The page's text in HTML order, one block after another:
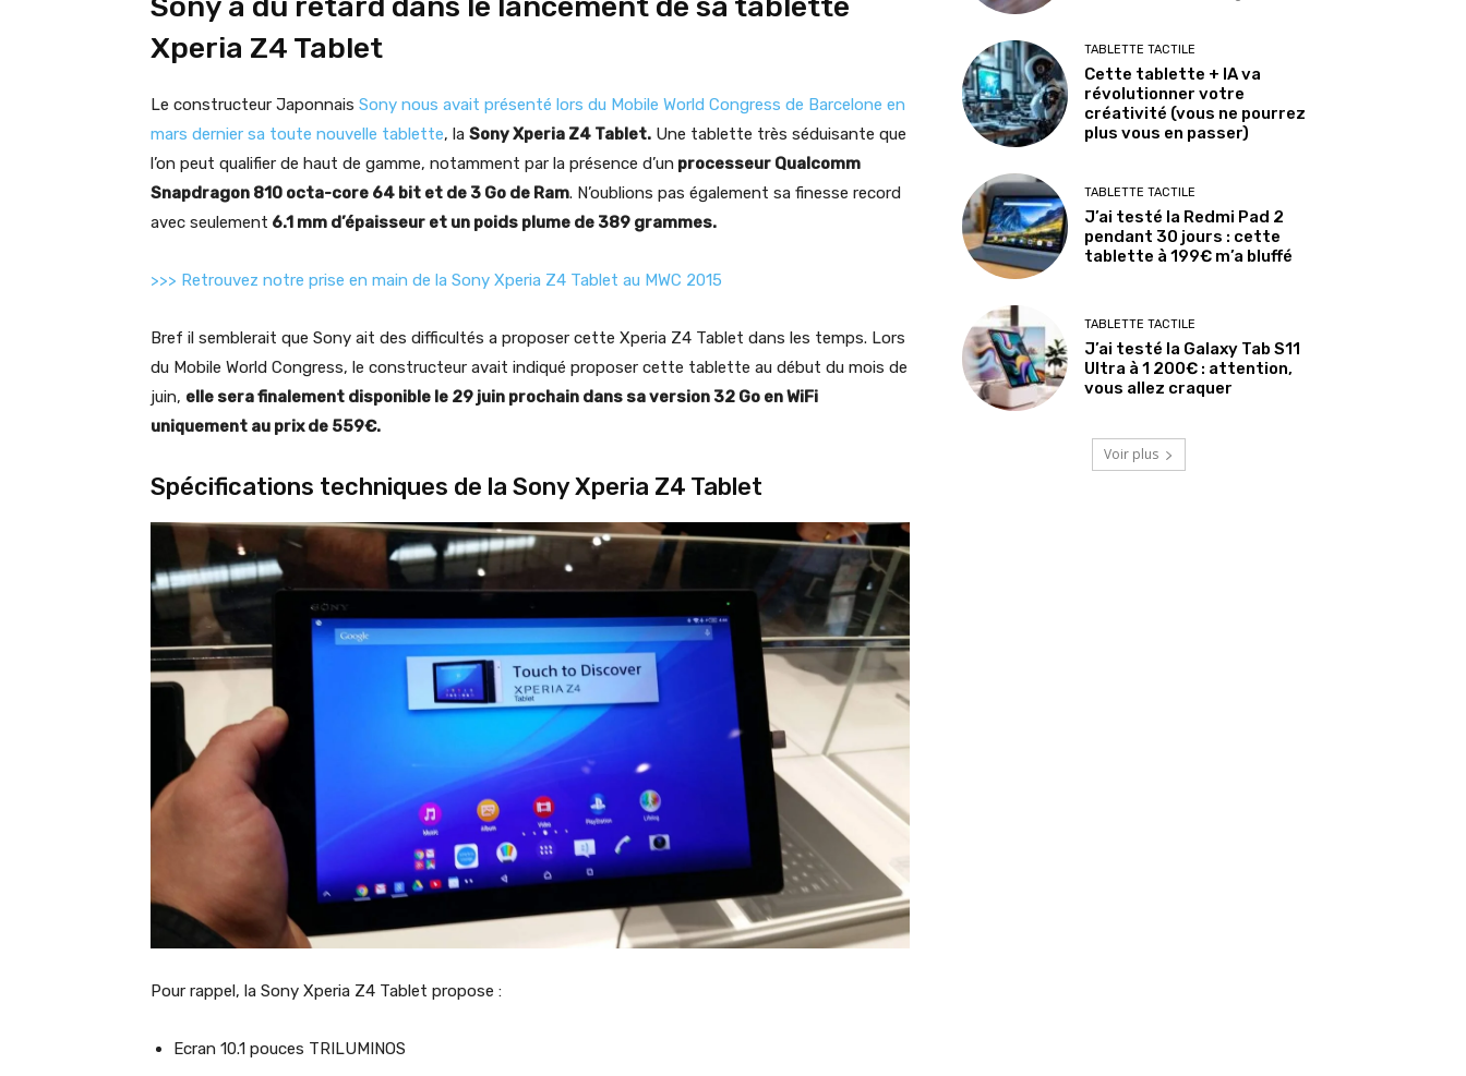
Xperia Z4 Tablet
Le constructeur Japonnais Sony nous avait présenté lors du Mobile World Congress de Barcelone en
mars dernier sa toute nouvelle tablette, la Sony Xperia Z4 Tablet. Une tablette très séduisante que
l’on peut qualifier de haut de gamme, notamment par la présence d’un processeur Qualcomm
Snapdragon 810 octa-core 64 bit et de 3 Go de Ram. N’oublions pas également sa finesse record
avec seulement 6.1 mm d’épaisseur et un poids plume de 389 grammes.
>>> Retrouvez notre prise en main de la Sony Xperia Z4 Tablet au MWC 2015
Bref il semblerait que Sony ait des difficultés a proposer cette Xperia Z4 Tablet dans les temps. Lors
du Mobile World Congress, le constructeur avait indiqué proposer cette tablette au début du mois de
juin, elle sera finalement disponible le 29 juin prochain dans sa version 32 Go en WiFi
uniquement au prix de 559€.
Spécifications techniques de la Sony Xperia Z4 Tablet
Pour rappel, la Sony Xperia Z4 Tablet propose :
Ecran 10.1 pouces TRILUMINOS
TABLETTE TACTILE
Cette tablette + IA va
révolutionner votre
créativité (vous ne pourrez
plus vous en passer)
TABLETTE TACTILE
J’ai testé la Redmi Pad 2
pendant 30 jours : cette
tablette à 199€ m’a bluffé
TABLETTE TACTILE
J’ai testé la Galaxy Tab S11
Ultra à 1 200€ : attention,
vous allez craquer
Voir plus